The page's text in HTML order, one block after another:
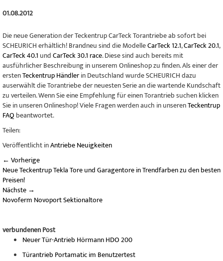
01.08.2012
Die neue Generation der Teckentrup CarTeck Torantriebe ab sofort bei
SCHEURICH erhältlich! Brandneu sind die ModelleCarTeck 12.1,CarTeck 20.1,
CarTeck 40.1 undCarTeck 30.1 race. Diese sind auch bereits mit
ausführlicher Beschreibung in unserem Onlineshop zu finden. Als einer der
erstenTeckentrup Händlerin Deutschland wurde SCHEURICH dazu
auserwählt die Torantriebe der neuesten Serie an die wartende Kundschaft
zu verteilen. Wenn Sie eine Empfehlung für einen Torantrieb suchen klicken
Sie in unseren Onlineshop! Viele Fragen werden auch in unserenTeckentrup
FAQ beantwortet.
Teilen:
Veröffentlicht inAntriebe Neuigkeiten
← Vorherige
Neue Teckentrup Tekla Tore und Garagentore in Trendfarben zu den besten
Preisen!
Nächste →
Novoferm Novoport Sektionaltore
verbundenen Post
Neuer Tür-Antrieb Hörmann HDO 200
Türantrieb Portamatic im Benutzertest